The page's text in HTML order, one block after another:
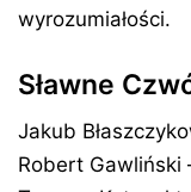
wyrozumiałości.
Sławne
Jakub
Robert Gawliński